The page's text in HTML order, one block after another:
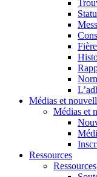
Médias et
Médias et
Ressources
Ressources